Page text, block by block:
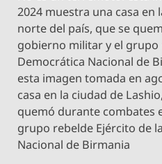
2024 muestra una casa en
norte del país, que se
gobierno militar y el grupo
Democrática Nacional de
esta imagen tomada en
casa en la ciudad de
quemó durante combates
grupo rebelde Ejército de
Nacional de Birmania